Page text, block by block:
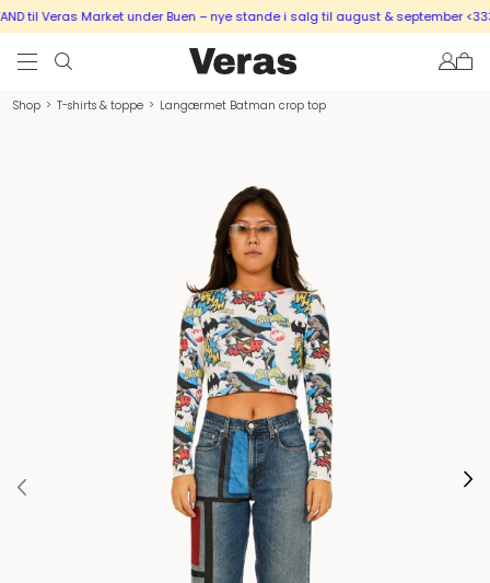
til Veras Market under Buen – nye stande i salg til august & september <333
Shop > T-shirts & toppe > Langærmet Batman crop top